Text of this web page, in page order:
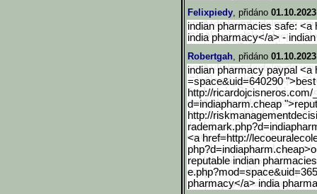
Felixpiedy, přidáno
indian pharmacies safe: <a
india pharmacy</a> -
Robertgah, přidáno
indian pharmacy paypal <a
=space&uid=640290
http://ricardojcisneros.com/
d=indiapharm.cheap
http://riskmanagementdeci
<a href=http://
reputable indian
pharmacy</a> india